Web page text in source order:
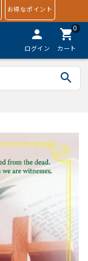
お得なポイント
person
ログイン
0
shopping_cart
カート
search